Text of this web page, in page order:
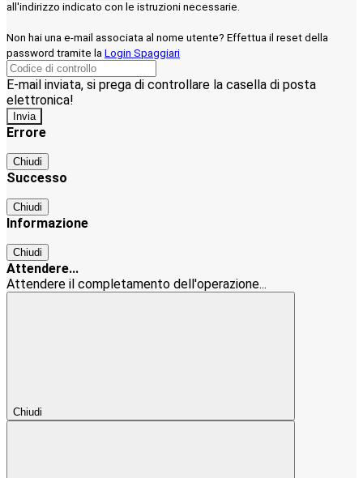
all'indirizzo indicato con le istruzioni necessarie.
Non hai una e-mail associata al nome utente? Effettua il reset della
password tramite la Login Spaggiari
E-mail inviata, si prega di controllare la casella di posta
elettronica!
Errore
Chiudi
Successo
Chiudi
Informazione
Chiudi
Attendere...
Attendere il completamento dell'operazione...
Chiudi